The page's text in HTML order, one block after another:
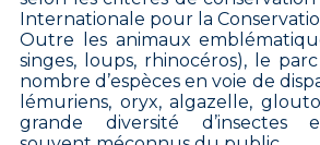
Internationale pour la
Outre les animaux
singes, loups, rhinocéros), le
nombre d’espèces en voie de
lémuriens, oryx, algazelle,
grande diversité d’insectes